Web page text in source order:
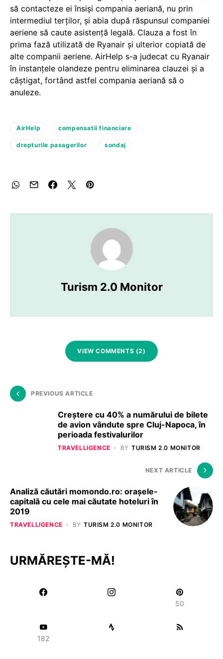
să contacteze ei însiși compania aeriană, nu prin
intermediul terților, și abia după răspunsul companiei
aeriene să caute asistență legală. Clauza a fost în
prima fază utilizată de Ryanair și ulterior copiată de
alte companii aeriene. AirHelp s-a judecat cu Ryanair
în instanțele olandeze pentru eliminarea clauzei și a
câștigat, fortând astfel compania aeriană să o
anuleze.
AirHelp compensatii financiare
drepturile pasagerilor sondaj
Turism 2.0 Monitor
VIEW COMMENTS (2)
PREVIOUS ARTICLE
Creștere cu 40% a numărului de bilete
de avion vândute spre Cluj-Napoca, în
perioada festivalurilor
TRAVELLIGENCE BY TURISM 2.0 MONITOR
NEXT ARTICLE
Analiză căutări momondo.ro: orașele-
capitală cu cele mai căutate hoteluri în
2019
TRAVELLIGENCE BY TURISM 2.0 MONITOR
URMĂREȘTE-MĂ!
50
182